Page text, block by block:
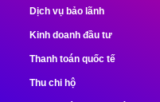
Dịch vụ bảo lãnh
Kinh doanh đầu tư
Thanh toán quốc tế
Thu chi hộ